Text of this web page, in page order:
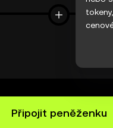
Připojit peněženku